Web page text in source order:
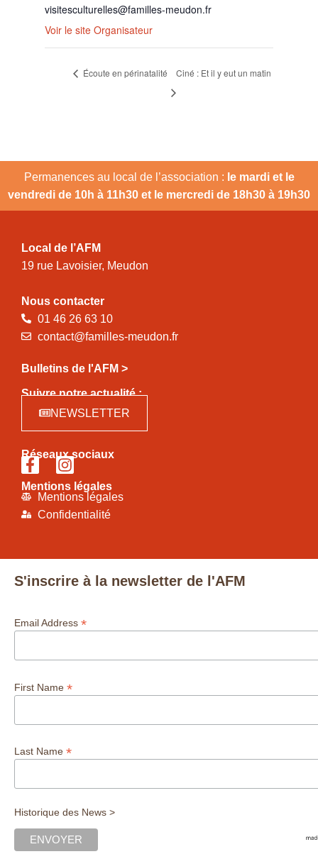
visitesculturelles@familles-meudon.fr
Voir le site Organisateur
Écoute en périnatalité Ciné : Et il y eut un matin
Permanences au local de l’association : le mardi et le
vendredi de 10h à 11h30 et le mercredi de 18h30 à 19h30
Local de l’AFM
19 rue Lavoisier, Meudon
Nous contacter
01 46 26 63 10
contact@familles-meudon.fr
Bulletins de l'AFM >
Suivre notre actualité :
NEWSLETTER
Réseaux sociaux
Mentions légales
Mentions légales
Confidentialité
S'inscrire à la newsletter de l'AFM
Email Address *
First Name *
Last Name *
Historique des News >